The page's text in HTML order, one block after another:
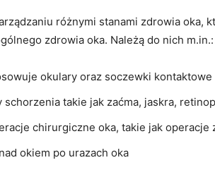
różnymi stanami zdrowia oka,
zdrowia oka. Należą do nich m.in.:
okulary oraz soczewki kontaktowe
schorzenia takie jak zaćma, jaskra,
chirurgiczne oka, takie jak operacje
okiem po urazach oka